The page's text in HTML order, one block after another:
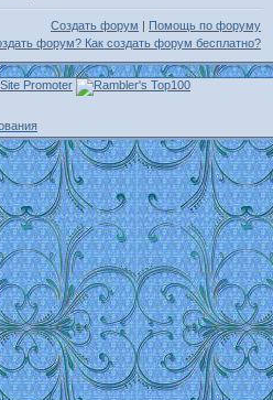
Создать форум Помощь по форуму